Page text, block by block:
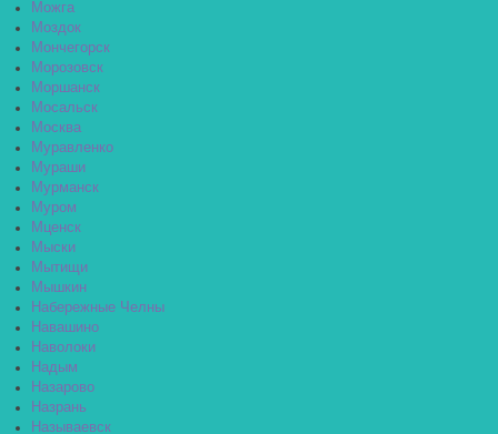
Можга
Моздок
Мончегорск
Морозовск
Моршанск
Мосальск
Москва
Муравленко
Мураши
Мурманск
Муром
Мценск
Мыски
Мытищи
Мышкин
Набережные Челны
Навашино
Наволоки
Надым
Назарово
Назрань
Называевск